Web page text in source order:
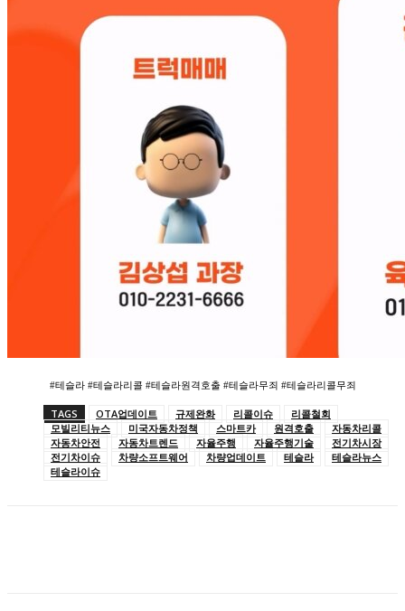
#테슬라 #테슬라리콜 #테슬라원격호출 #테슬라무죄 #테슬라리콜무죄
TAGS OTA업데이트 규제완화 리콜이슈
리콜철회
모빌리티뉴스
미국자동차정책 스마트카 원격호출
자동차리콜
자동차안전
자동차트렌드 자율주행 자율주행기술
전기차시장
전기차이슈
차량소프트웨어 차량업데이트 테슬라
테슬라뉴스
테슬라이슈